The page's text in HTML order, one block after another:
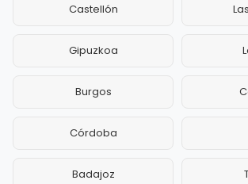
Castellón
Gipuzkoa
Burgos
Córdoba
Badajoz